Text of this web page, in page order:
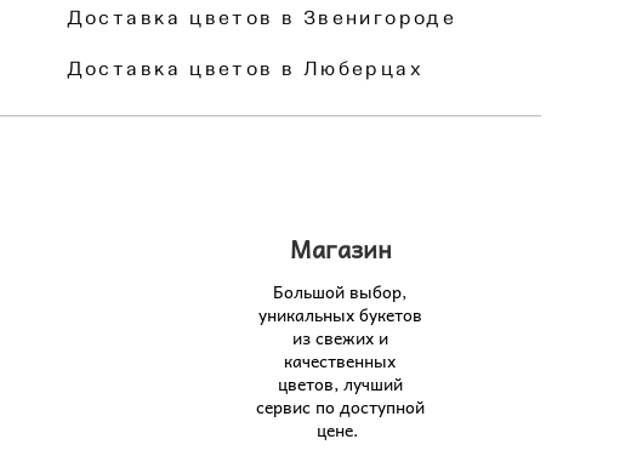
Доставка цветов в Звенигороде
Доставка цветов в Люберцах
Магазин
Большой выбор,
уникальных букетов
из свежих и
качественных
цветов, лучший
сервис по доступной
цене.